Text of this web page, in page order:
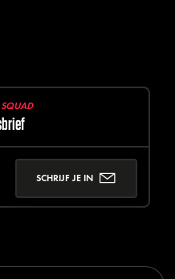
SCHRIJF JE IN